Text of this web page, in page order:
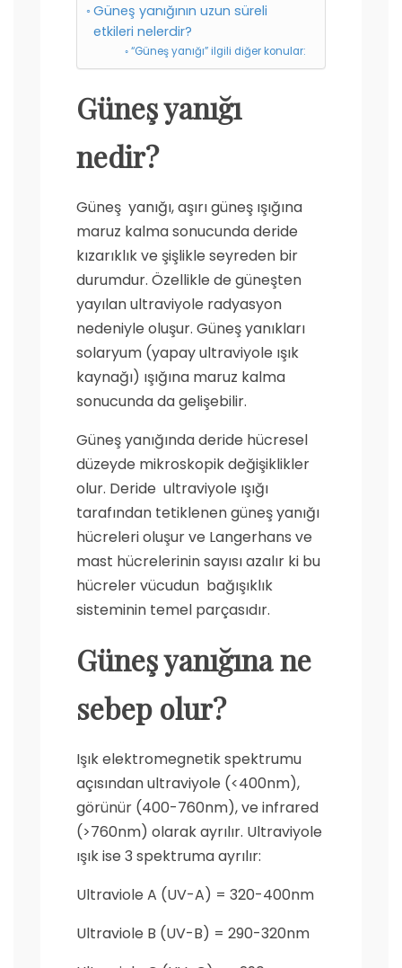
Güneş yanığının uzun süreli
etkileri nelerdir?
“Güneş yanığı” ilgili diğer konular:
Güneş yanığı
nedir?
Güneş yanığı, aşırı güneş ışığına
maruz kalma sonucunda deride
kızarıklık ve şişlikle seyreden bir
durumdur. Özellikle de güneşten
yayılan ultraviyole radyasyon
nedeniyle oluşur. Güneş yanıkları
solaryum (yapay ultraviyole ışık
kaynağı) ışığına maruz kalma
sonucunda da gelişebilir.
Güneş yanığında deride hücresel
düzeyde mikroskopik değişiklikler
olur. Deride ultraviyole ışığı
tarafından tetiklenen güneş yanığı
hücreleri oluşur ve Langerhans ve
mast hücrelerinin sayısı azalır ki bu
hücreler vücudun bağışıklık
sisteminin temel parçasıdır.
Güneş yanığına ne
sebep olur?
Işık elektromegnetik spektrumu
açısından ultraviyole (<400nm),
görünür (400-760nm), ve infrared
(>760nm) olarak ayrılır. Ultraviyole
ışık ise 3 spektruma ayrılır:
Ultraviole A (UV-A) = 320-400nm
Ultraviole B (UV-B) = 290-320nm